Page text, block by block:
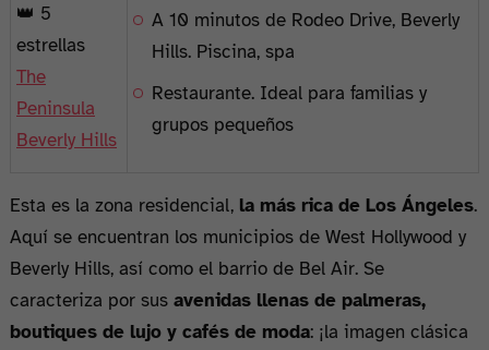
👑 5
estrellas
The
Peninsula
Beverly Hills
A 10 minutos de Rodeo Drive, Beverly
Hills. Piscina, spa
Restaurante. Ideal para familias y
grupos pequeños
Esta es la zona residencial, la más rica de Los Ángeles.
Aquí se encuentran los municipios de West Hollywood y
Beverly Hills, así como el barrio de Bel Air. Se
caracteriza por sus avenidas llenas de palmeras,
boutiques de lujo y cafés de moda: ¡la imagen clásica